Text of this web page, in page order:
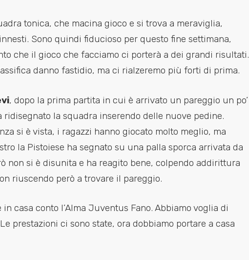
tonica, che macina gioco e si trova a meraviglia,
Sono quindi fiducioso per questo fine settimana,
che il gioco che facciamo ci porterà a dei grandi risultati.
danno fastidio, ma ci rialzeremo più forti di prima.
, dopo la prima partita in cui è arrivato un pareggio un po’
la squadra inserendo delle nuove pedine.
si è vista, i ragazzi hanno giocato molto meglio, ma
la Pistoiese ha segnato su una palla sporca arrivata da
non si è disunita e ha reagito bene, colpendo addirittura
riuscendo però a trovare il pareggio.
casa conto l’Alma Juventus Fano. Abbiamo voglia di
prestazioni ci sono state, ora dobbiamo portare a casa